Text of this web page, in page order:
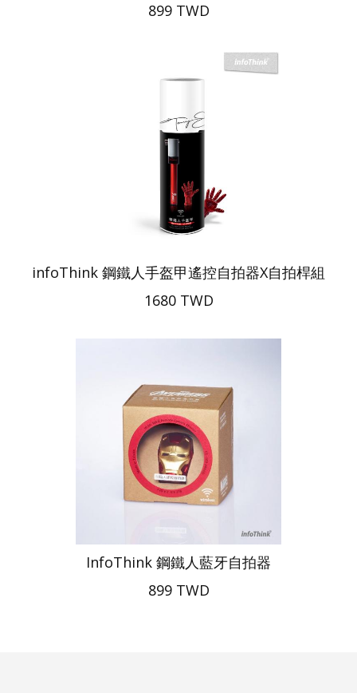
899 TWD
infoThink 鋼鐵人手盔甲遙控自拍器X自拍桿組
1680 TWD
InfoThink 鋼鐵人藍牙自拍器
899 TWD